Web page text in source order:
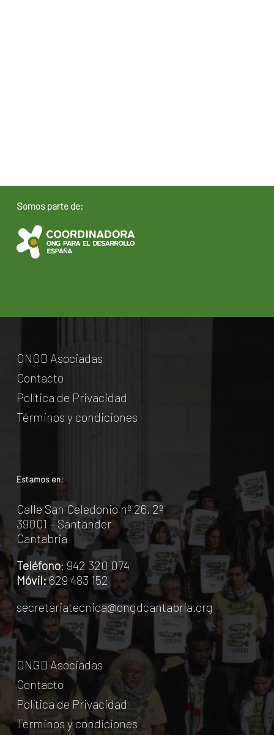
Somos parte de:
ONGD Asociadas
Contacto
Política de Privacidad
Términos y condiciones
Estamos en:
Calle San Celedonio nº 26, 2º
39001 – Santander
Cantabria
Teléfono: 942 320 074
Móvil:629 483 152
secretariatecnica@ongdcantabria.org
ONGD Asociadas
Contacto
Política de Privacidad
Términos y condiciones